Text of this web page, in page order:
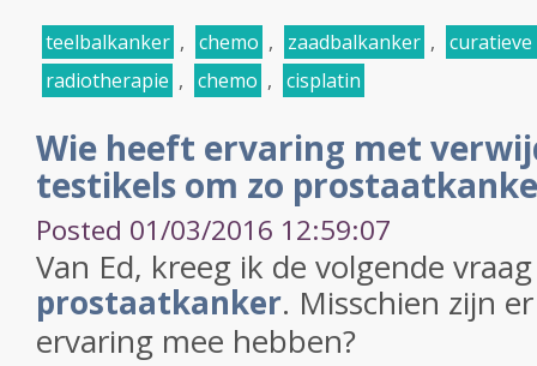
teelbalkanker , chemo , zaadbalkanker ,
radiotherapie , chemo , cisplatin
Wie heeft ervaring met
testikels om zo
Posted 01/03/2016 12:59:07
Van Ed, kreeg ik de volgende
prostaatkanker. Misschien zijn
ervaring mee hebben?